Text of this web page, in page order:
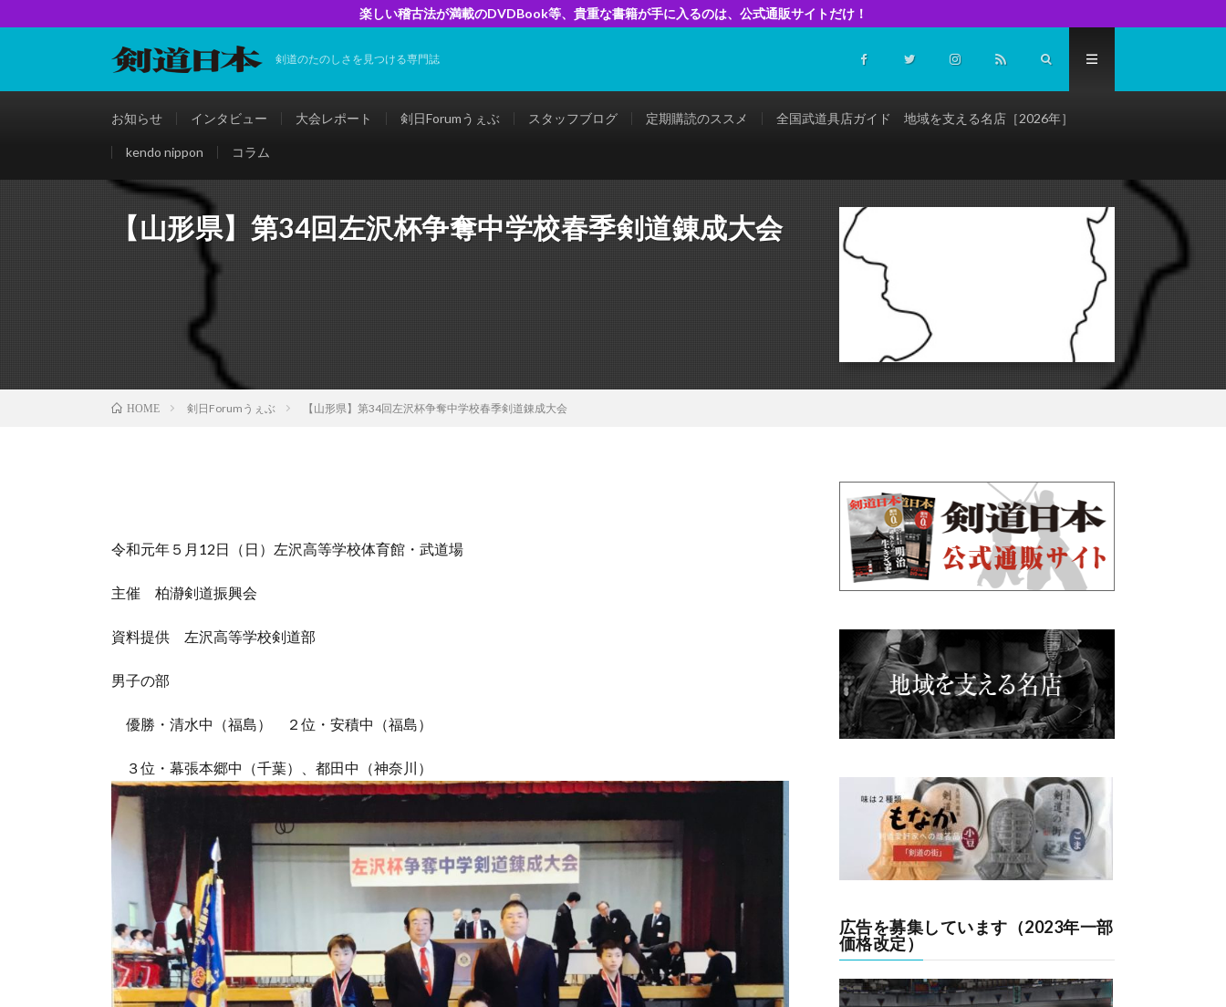
楽しい稽古法が満載のDVDBook等、貴重な書籍が手に入るのは、公式通販サイトだけ！
剣道のたのしさを見つける専門誌
お知らせ インタビュー 大会レポート 剣日Forumうぇぶ スタッフブログ 定期購読のススメ 全国武道具店ガイド 地域を支える名店［2026年］
kendo nippon コラム
【山形県】第34回左沢杯争奪中学校春季剣道錬成大会
HOME 剣日Forumうぇぶ 【山形県】第34回左沢杯争奪中学校春季剣道錬成大会
令和元年５月12日（日）左沢高等学校体育館・武道場
主催 柏瀞剣道振興会
資料提供 左沢高等学校剣道部
男子の部
優勝・清水中（福島） ２位・安積中（福島）
３位・幕張本郷中（千葉）、都田中（神奈川）
広告を募集しています（2023年一部
価格改定）